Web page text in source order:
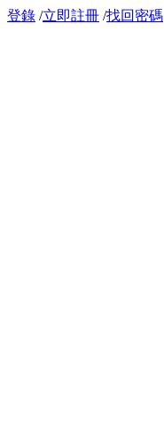
登錄 /立即註冊 /找回密碼